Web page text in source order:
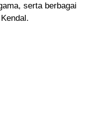
serta berbagai